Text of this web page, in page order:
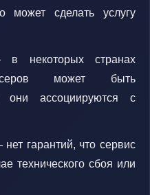
может сделать услугу
некоторых странах
может быть
они ассоциируются с
гарантий, что сервис
технического сбоя или